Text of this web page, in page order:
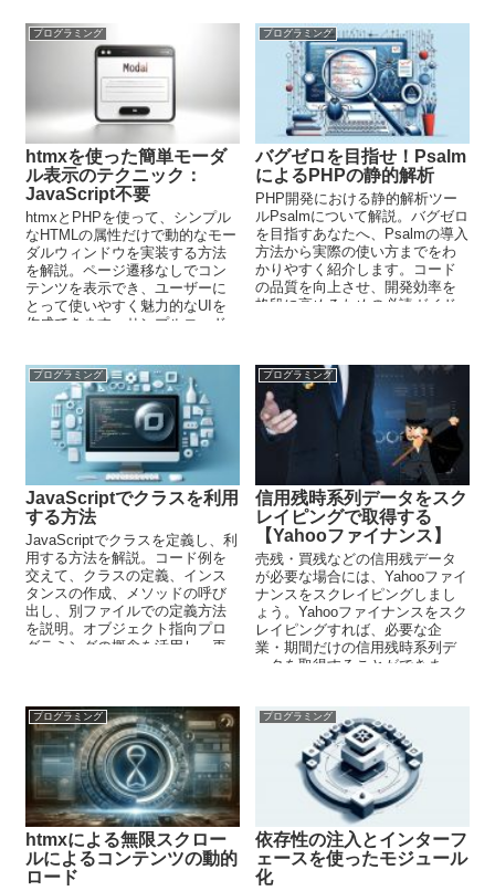
プログラミング
htmxを使った簡単モーダ
ル表示のテクニック：
JavaScript不要
htmxとPHPを使って、シンプル
なHTMLの属性だけで動的なモー
ダルウィンドウを実装する方法
を解説。ページ遷移なしでコン
テンツを表示でき、ユーザーに
とって使いやすく魅力的なUIを
作成できます。サンプルコード
プログラミング
バグゼロを目指せ！Psalm
によるPHPの静的解析
PHP開発における静的解析ツー
ルPsalmについて解説。バグゼロ
を目指すあなたへ、Psalmの導入
方法から実際の使い方までをわ
かりやすく紹介します。コード
の品質を向上させ、開発効率を
格段に高めるための必読ガイド
プログラミング
JavaScriptでクラスを利用
する方法
JavaScriptでクラスを定義し、利
用する方法を解説。コード例を
交えて、クラスの定義、インス
タンスの作成、メソッドの呼び
出し、別ファイルでの定義方法
を説明。オブジェクト指向プロ
グラミングの概念を活用し、再
プログラミング
信用残時系列データをスク
レイピングで取得する
【Yahooファイナンス】
売残・買残などの信用残データ
が必要な場合には、Yahooファイ
ナンスをスクレイピングしまし
ょう。Yahooファイナンスをスク
レイピングすれば、必要な企
業・期間だけの信用残時系列デ
ータを取得することができま
すく解説しています。
プログラミング
htmxによる無限スクロー
ルによるコンテンツの動的
ロード
プログラミング
依存性の注入とインターフ
ェースを使ったモジュール
化